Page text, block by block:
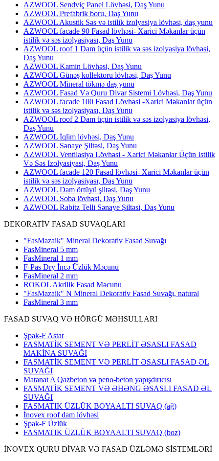
AZWOOL Sendviç Panel Lövhəsi, Daş Yunu
AZWOOL Prefabrik boru, Daş Yunu
AZWOOL Akustik Səs və istilik izolyasiya lövhəsi, daş yunu
AZWOOL facade 90 Fasad lövhəsi- Xarici Məkanlar üçün
istilik və səs izolyasiyası, Daş Yunu
AZWOOL roof 1 Dam üçün istilik və səs izolyasiya lövhəsi,
Daş Yunu
AZWOOL Kamin Lövhəsi, Daş Yunu
AZWOOL Günəş kollektoru lövhəsi, Daş Yunu
AZWOOL Mineral tökmə daş yunu
AZWOOL Fasad Və Quru Divar Sistemi Lövhəsi, Daş Yunu
AZWOOL facade 100 Fasad Lövhəsi -Xarici Məkanlar üçün
istilik və səs izolyasiyası, Daş Yunu
AZWOOL roof 2 Dam üçün istilik və səs izolyasiya lövhəsi,
Daş Yunu
AZWOOL İqlim lövhəsi, Daş Yunu
AZWOOL Sənaye Şiltəsi, Daş Yunu
AZWOOL Ventilasiya Lövhəsi - Xarici Məkanlar Üçün Istilik
Və Səs Izolyasiyasi, Daş Yunu
AZWOOL facade 120 Fasad lövhəsi- Xarici Məkanlar üçün
istilik və səs izolyasiyası, Daş Yunu
AZWOOL Dam örtüyü şiltəsi, Daş Yunu
AZWOOL Soba lövhəsi, Daş Yunu
AZWOOL Rabitz Telli Sənaye Şiltəsi, Daş Yunu
DEKORATİV FASAD SUVAQLARI
"FasMazaik" Mineral Dekorativ Fasad Suvağı
FasMineral 5 mm
FasMineral 1 mm
F-Pas Dry İncə Üzlük Məcunu
FasMineral 2 mm
ROKOL Akrilik Fasad Məcunu
"FasMazaik" N Mineral Dekorativ Fasad Suvağı, natural
FasMineral 3 mm
FASAD SUVAQ VƏ HÖRGÜ MƏHSULLARI
Şpak-F Astar
FASMATİK SEMENT VƏ PERLİT ƏSASLI FASAD
MAKİNA SUVAĞI
FASMATİK SEMENT VƏ PERLİT ƏSASLI FASAD ƏL
SUVAĞI
Matanat A Qazbeton və peno-beton yapışdırıcısı
FASMATİK SEMENT VƏ ƏHƏNG ƏSASLI FASAD ƏL
SUVAĞI
FASMATIK ÜZLÜK BOYAALTI SUVAQ (ağ)
İnovex roof dam lövhəsi
Şpak-F Üzlük
FASMATIK ÜZLÜK BOYAALTI SUVAQ (boz)
İNOVEX QURU DİVAR VƏ FASAD ÜZLƏMƏ SİSTEMLƏRİ